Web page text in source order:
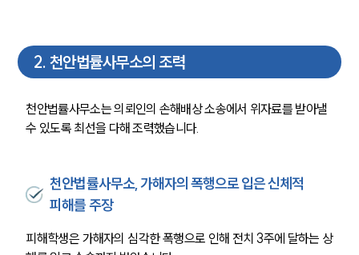
2. 천안법률사무소의 조력
천안법률사무소는 의뢰인의 손해배상 소송에서 위자료를 받아낼
수 있도록 최선을 다해 조력했습니다.
천안법률사무소, 가해자의 폭행으로 입은 신체적
피해를 주장
피해학생은 가해자의 심각한 폭행으로 인해 전치 3주에 달하는 상